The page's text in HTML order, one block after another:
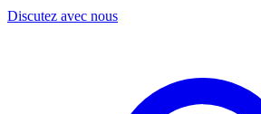
Discutez avec nous